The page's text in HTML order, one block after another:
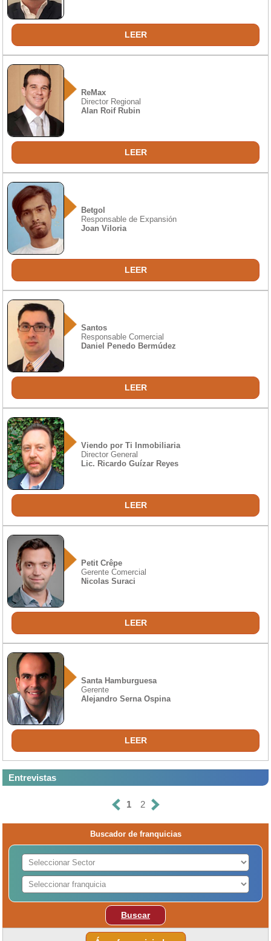
LEER
ReMax
Director Regional
Alan Roif Rubin
LEER
Betgol
Responsable de Expansión
Joan Viloria
LEER
Santos
Responsable Comercial
Daniel Penedo Bermúdez
LEER
Viendo por Ti Inmobiliaria
Director General
Lic. Ricardo Guízar Reyes
LEER
Petit Crêpe
Gerente Comercial
Nicolas Suraci
LEER
Santa Hamburguesa
Gerente
Alejandro Serna Ospina
LEER
Entrevistas
1 2
Buscador de franquicias
Buscar